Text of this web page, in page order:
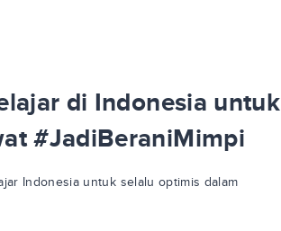
di Indonesia untuk
#JadiBeraniMimpi
Indonesia untuk selalu optimis dalam